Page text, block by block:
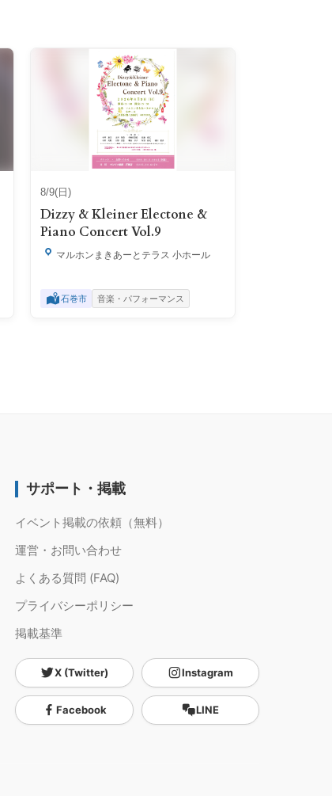
8/9(日)
Dizzy & Kleiner Electone &
Piano Concert Vol.9
マルホンまきあーとテラス 小ホール
石巻市 音楽・パフォーマンス
サポート・掲載
イベント掲載の依頼（無料）
運営・お問い合わせ
よくある質問 (FAQ)
プライバシーポリシー
掲載基準
X (Twitter) Instagram
Facebook LINE